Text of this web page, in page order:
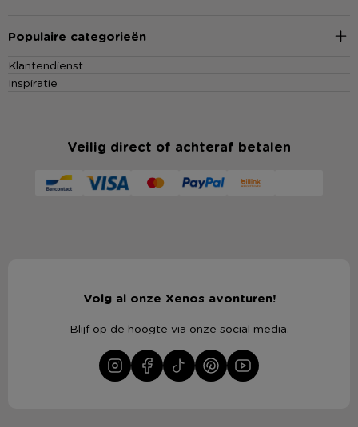
Populaire categorieën
Klantendienst
Inspiratie
Veilig direct of achteraf betalen
Volg al onze Xenos avonturen!
Blijf op de hoogte via onze social media.